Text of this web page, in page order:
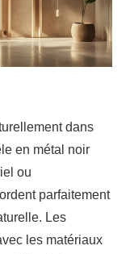
dans
en métal noir
ou
parfaitement
Les
les matériaux